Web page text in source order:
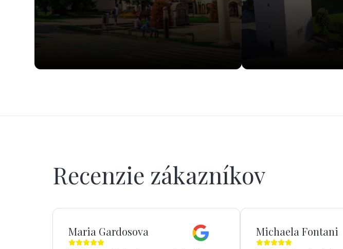
Recenzie zákazníkov
Maria Gardosova Michaela Fontani